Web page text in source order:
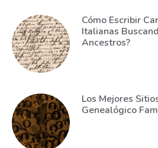
Cómo Escribir
Italianas
Ancestros?
Los Mejores
Genealógico